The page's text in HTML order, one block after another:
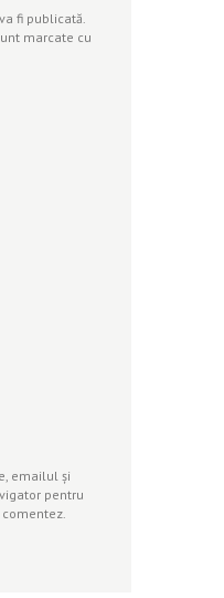
fi publicată.
marcate cu
emailul și
pentru